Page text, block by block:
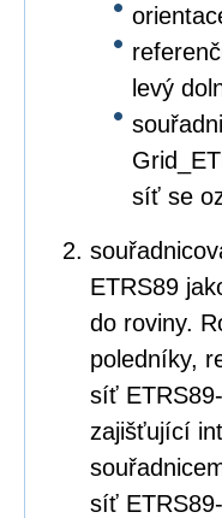
levý
síť se
ETRS89
do roviny.
poledníky,
síť
zajišťující
síť